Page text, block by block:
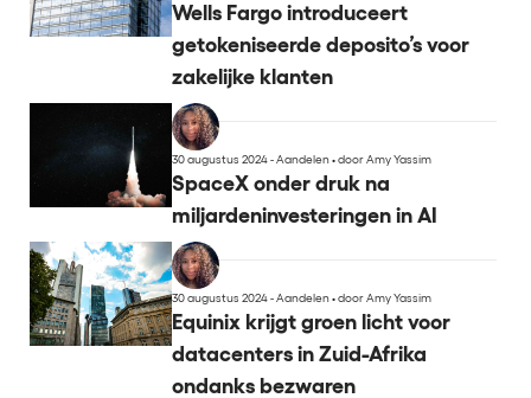
Wells Fargo introduceert
getokeniseerde deposito’s voor
zakelijke klanten
30 augustus 2024 - Aandelen•door Amy Yassim
SpaceX onder druk na
miljardeninvesteringen in AI
30 augustus 2024 - Aandelen•door Amy Yassim
Equinix krijgt groen licht voor
datacenters in Zuid-Afrika
ondanks bezwaren